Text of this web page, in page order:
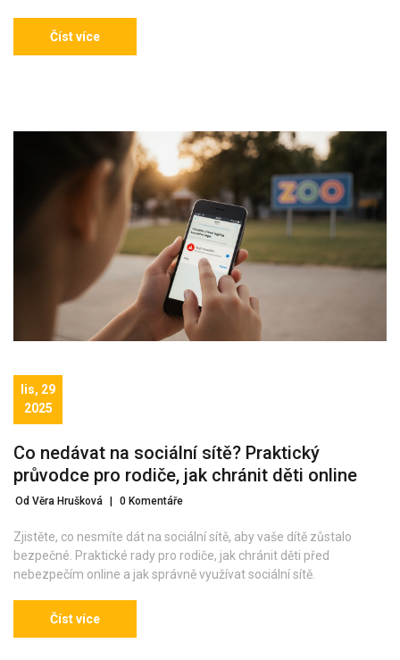
Číst více
lis, 29
2025
Co nedávat na sociální sítě? Praktický
průvodce pro rodiče, jak chránit děti online
Od Věra Hrušková | 0 Komentáře
Zjistěte, co nesmíte dát na sociální sítě, aby vaše dítě zůstalo
bezpečné. Praktické rady pro rodiče, jak chránit děti před
nebezpečím online a jak správně využívat sociální sítě.
Číst více